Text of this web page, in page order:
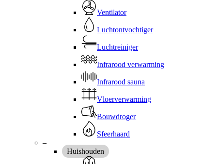
Ventilator
Luchtontvochtiger
Luchtreiniger
Infrarood verwarming
Infrarood sauna
Vloerverwarming
Bouwdroger
Sfeerhaard
–
Huishouden